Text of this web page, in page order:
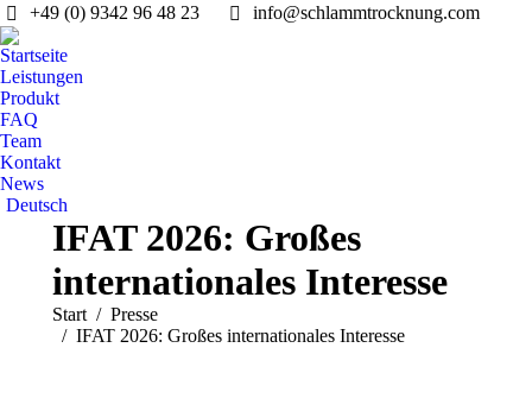
+49 (0) 9342 96 48 23 info@schlammtrocknung.com
Startseite
Leistungen
Produkt
FAQ
Team
Kontakt
News
Deutsch
IFAT 2026: Großes
internationales Interesse
Sie befinden sich hier:
Start
Presse
IFAT 2026: Großes internationales Interesse